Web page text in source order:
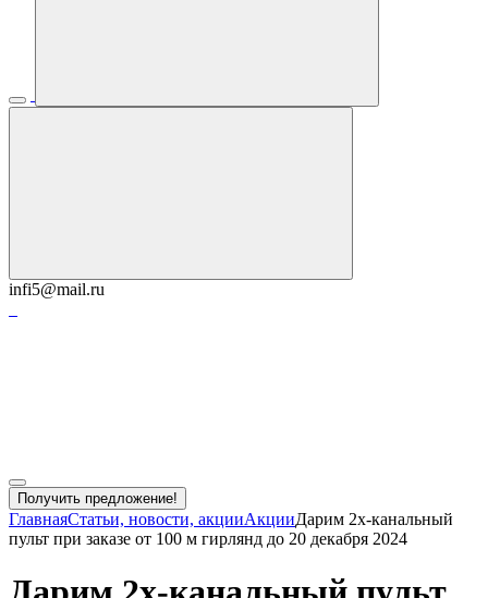
infi5@mail.ru
Получить предложение!
ГлавнаяСтатьи, новости, акцииАкцииДарим 2х-канальный
пульт при заказе от 100 м гирлянд до 20 декабря 2024